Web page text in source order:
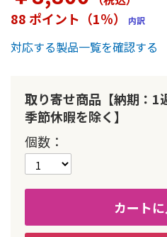
88 ポイント（1％） 内訳
対応する製品一覧を確認する
取り寄せ商品【納期：1
季節休暇を除く】
個数
カート
ー
の
最
初
動
す
る